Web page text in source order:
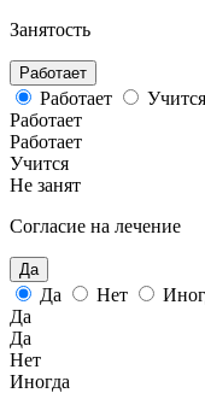
Занятость
Работает
Работает Учится
Работает
Работает
Учится
Не занят
Согласие на лечение
Да
Да Нет
Да
Да
Нет
Иногда